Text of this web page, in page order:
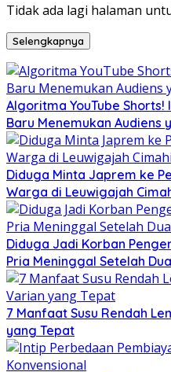
Tidak ada lagi halaman
Selengkapnya
Algoritma YouTube
Baru Menemukan Audiens
Diduga Minta Japrem ke
Warga di Leuwigajah
Diduga Jadi Korban
Pria Meninggal Setelah
7 Manfaat Susu Rendah
yang Tepat